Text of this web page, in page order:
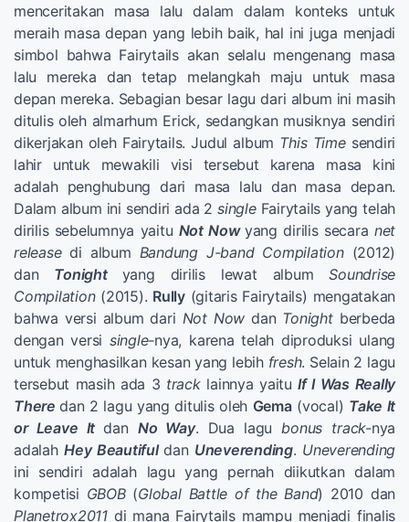
menceritakan masa lalu dalam dalam konteks untuk
meraih masa depan yang lebih baik, hal ini juga menjadi
simbol bahwa Fairytails akan selalu mengenang masa
lalu mereka dan tetap melangkah maju untuk masa
depan mereka. Sebagian besar lagu dari album ini masih
ditulis oleh almarhum Erick, sedangkan musiknya sendiri
dikerjakan oleh Fairytails. Judul album This Timesendiri
lahir untuk mewakili visi tersebut karena masa kini
adalah penghubung dari masa lalu dan masa depan.
Dalam album ini sendiri ada 2singleFairytails yang telah
dirilis sebelumnya yaitu Not Now yang dirilis secara net
releasedi album Bandung J-band Compilation(2012)
dan Tonight yang dirilis lewat albumSoundrise
Compilation(2015). Rully(gitaris Fairytails) mengatakan
bahwa versi album dari Not Now dan Tonightberbeda
dengan versi single-nya, karena telah diproduksi ulang
untuk menghasilkan kesan yang lebih fresh. Selain 2 lagu
tersebut masih ada 3 tracklainnya yaituIf I Was Really
There dan 2 lagu yang ditulis oleh Gema(vocal) Take It
or Leave It dan No Way. Dua lagu bonus track-nya
adalah Hey Beautiful dan Uneverending. Uneverending
ini sendiri adalah lagu yang pernah diikutkan dalam
kompetisi GBOB(Global Battle of the Band) 2010 dan
Planetrox2011di mana Fairytails mampu menjadi finalis